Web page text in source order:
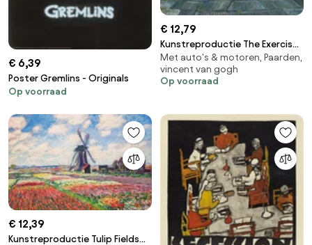
€ 6,39
Poster Gremlins - Originals
Op voorraad
€ 12,79
Kunstreproductie The Exercise
Yard, or The Convict Prison,
1890, Vincent van Gogh
Met auto's & motoren, Paarden,
vincent van gogh
Op voorraad
€ 12,39
Kunstreproductie Tulip Fields